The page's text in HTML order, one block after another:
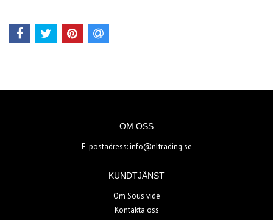
OM OSS
E-postadress:info@nltrading.se
KUNDTJÄNST
Om Sous vide
Kontakta oss